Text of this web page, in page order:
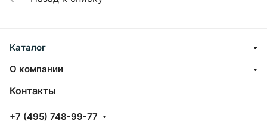
Каталог
О компании
Контакты
+7 (495) 748-99-77